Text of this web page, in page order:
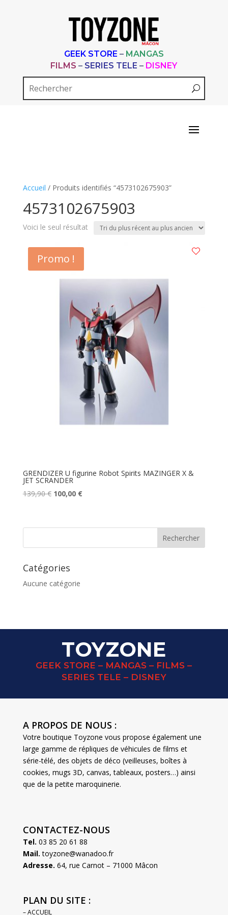
GEEK STORE – MANGAS
FILMS – SERIES TELE – DISNEY
Accueil / Produits identifiés “4573102675903”
4573102675903
Voici le seul résultat
Promo !
GRENDIZER U figurine Robot Spirits MAZINGER X &
JET SCRANDER
139,90€ Le
était :
100,00 €Le
est :
Catégories
Aucune catégorie
TOYZONE
GEEK STORE – MANGAS – FILMS –
SERIES TELE – DISNEY
A PROPOS DE NOUS :
Votre boutique Toyzone vous propose également une
large gamme de répliques de véhicules de films et
série-télé, des objets de déco (veilleuses, boîtes à
cookies, mugs 3D, canvas, tableaux, posters…) ainsi
que de la petite maroquinerie.
CONTACTEZ-NOUS
Tel. 03 85 20 61 88
Mail. toyzone@wanadoo.fr
Adresse. 64, rue Carnot – 71000 Mâcon
PLAN DU SITE :
– ACCUEIL